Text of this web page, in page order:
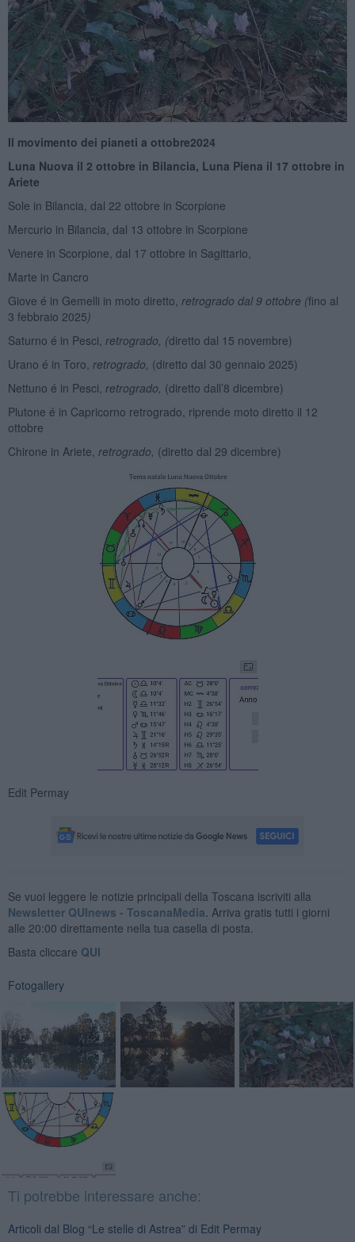
Il movimento dei pianeti a ottobre2024
Luna Nuova il 2 ottobre in Bilancia, Luna Piena il 17 ottobre in
Ariete
Sole in Bilancia, dal 22 ottobre in Scorpione
Mercurio in Bilancia, dal 13 ottobre in Scorpione
Venere in Scorpione, dal 17 ottobre in Sagittario,
Marte in Cancro
Giove é in Gemelli in moto diretto, retrogrado dal 9 ottobre (fino al
3 febbraio 2025)
Saturno é in Pesci, retrogrado, (diretto dal 15 novembre)
Urano é in Toro, retrogrado, (diretto dal 30 gennaio 2025)
Nettuno é in Pesci, retrogrado, (diretto dall’8 dicembre)
Plutone é in Capricorno retrogrado, riprende moto diretto il 12
ottobre
Chirone in Ariete, retrogrado, (diretto dal 29 dicembre)
Edit Permay
Se vuoi leggere le notizie principali della Toscana iscriviti alla
Newsletter QUInews - ToscanaMedia. Arriva gratis tutti i giorni
alle 20:00 direttamente nella tua casella di posta.
Basta cliccare QUI
Fotogallery
Ti potrebbe interessare anche:
Articoli dal Blog “Le stelle di Astrea” di Edit Permay